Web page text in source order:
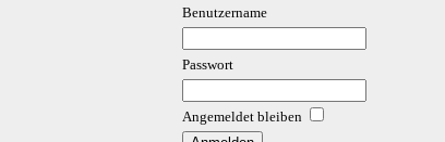
Benutzername
Passwort
Angemeldet bleiben